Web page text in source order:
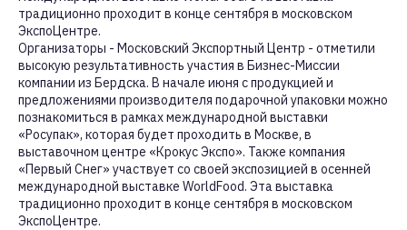
традиционно проходит в конце сентября в московском
ЭкспоЦентре.
Организаторы - Московский Экспортный Центр - отметили
высокую результативность участия в Бизнес-Миссии
компании из Бердска. В начале июня с продукцией и
предложениями производителя подарочной упаковки можно
познакомиться в рамках международной выставки
«Росупак», которая будет проходить в Москве, в
выставочном центре «Крокус Экспо». Также компания
«Первый Снег» участвует со своей экспозицией в осенней
международной выставке WorldFood. Эта выставка
традиционно проходит в конце сентября в московском
ЭкспоЦентре.